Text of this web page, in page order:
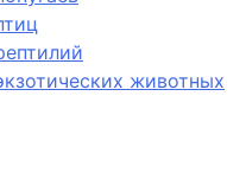
животных